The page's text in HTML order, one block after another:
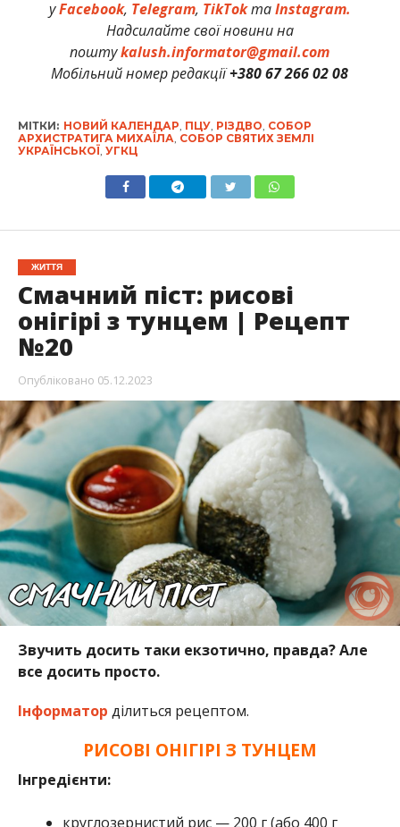
уFacebook, Telegram, TikTokтаInstagram.
Надсилайте свої новини на
поштуkalush.informator@gmail.com
Мобільний номер редакції+380 67 266 02 08
МІТКИ: НОВИЙ КАЛЕНДАР ПЦУ, РІЗДВО СОБОР
АРХИСТРАТИГА МИХАЇЛА СОБОР СВЯТИХ ЗЕМЛІ
УКРАЇНСЬКОЇ УГКЦ
ЖИТТЯ
Смачний піст: рисові
онігірі з тунцем | Рецепт
№20
Опубліковано 05.12.2023
Звучить досить таки екзотично, правда? Але
все досить просто.
Інформатор ділиться рецептом.
РИСОВІ ОНІГІРІ З ТУНЦЕМ
Інгредієнти:
круглозернистий рис — 200 г (або 400 г